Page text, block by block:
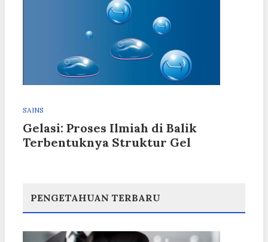
SAINS
Gelasi: Proses Ilmiah di Balik
Terbentuknya Struktur Gel
PENGETAHUAN TERBARU